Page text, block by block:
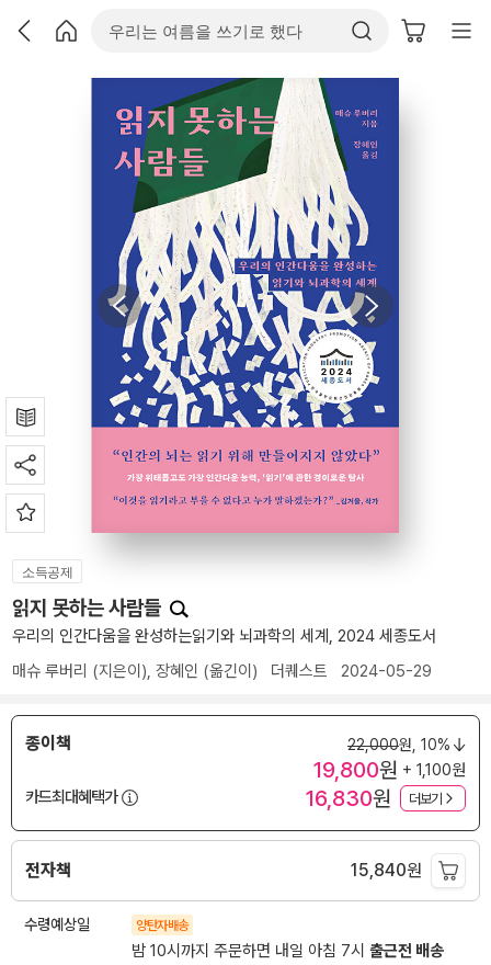
소득공제
읽지 못하는 사람들
우리의 인간다움을 완성하는읽기와 뇌과학의 세계, 2024 세종도서
매슈 루버리 (지은이), 장혜인 (옮긴이) 더퀘스트 2024-05-29
종이책 22,000원, 10%
19,800원 + 1,100원
카드최대혜택가
16,830원 더보기
전자책 15,840원
수령예상일 양탄자배송
밤 10시까지 주문하면 내일 아침 7시 출근전 배송